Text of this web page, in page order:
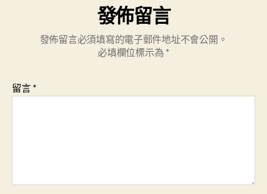
發佈留言
發佈留言必須填寫的電子郵件地址不會公開。
必填欄位標示為 *
留言*